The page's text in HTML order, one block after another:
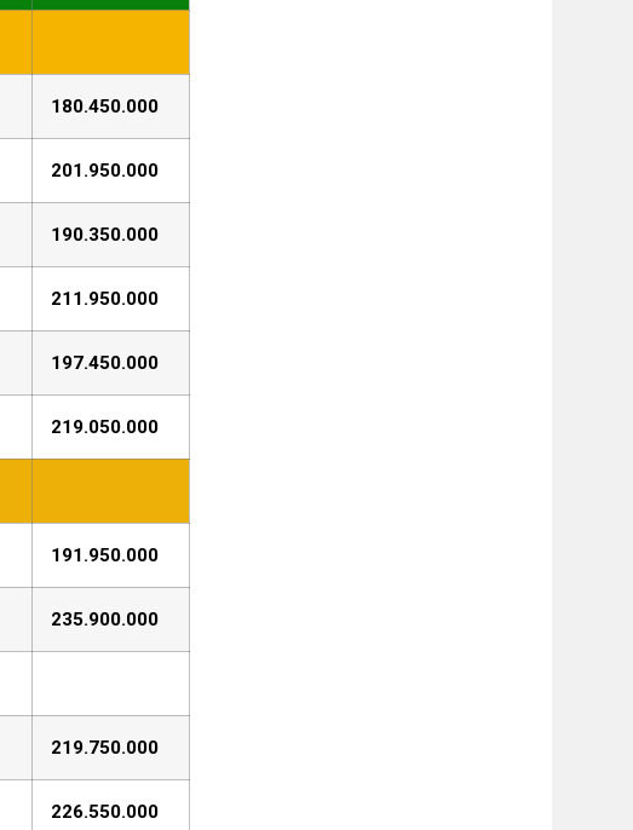
180.450.000
201.950.000
190.350.000
211.950.000
197.450.000
219.050.000
191.950.000
235.900.000
219.750.000
226.550.000